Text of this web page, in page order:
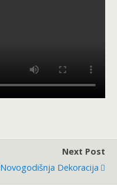
Next Post
Novogodišnja Dekoracija